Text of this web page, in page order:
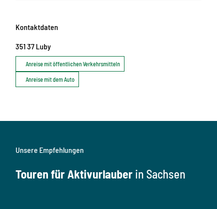
Kontaktdaten
351 37 Luby
Anreise mit öffentlichen Verkehrsmitteln
Anreise mit dem Auto
Unsere Empfehlungen
Touren für Aktivurlauber in Sachsen